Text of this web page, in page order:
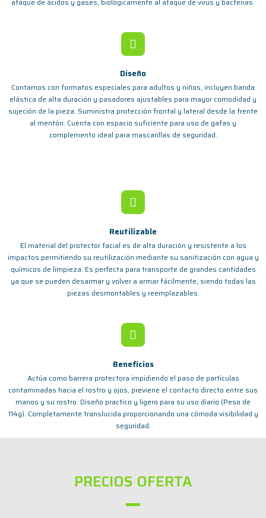
Diseño
Contamos con formatos especiales para adultos y niños, incluyen banda
elástica de alta duración y pasadores ajustables para mayor comodidad y
sujeción de la pieza. Suministra protección frontal y lateral desde la frente
al mentón. Cuenta con espacio suficiente para uso de gafas y
complemento ideal para mascarillas de seguridad.
Reutilizable
El material del protector facial es de alta duración y resistente a los
impactos permitiendo su reutilización mediante su sanitización con agua y
químicos de limpieza. Es perfecta para transporte de grandes cantidades
ya que se pueden desarmar y volver a armar fácilmente, siendo todas las
piezas desmontables y reemplazables.
Beneficios
Actúa como barrera protectora impidiendo el paso de partículas
contaminadas hacia el rostro y ojos, previene el contacto directo entre sus
manos y su rostro. Diseño practico y ligero para su uso diario (Peso de
114g). Completamente translucida proporcionando una cómoda visibilidad y
seguridad.
PRECIOS OFERTA